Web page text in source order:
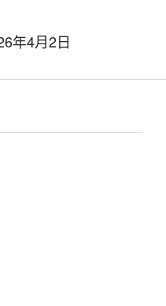
年4月2日